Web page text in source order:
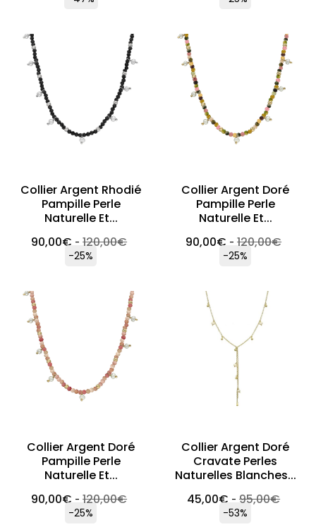
Collier Argent Rhodié
Pampille Perle
Naturelle Et...
90,00€ -120,00€
-25%
Collier Argent Doré
Pampille Perle
Naturelle Et...
90,00€ -120,00€
-25%
Collier Argent Doré
Pampille Perle
Naturelle Et...
90,00€ -120,00€
-25%
Collier Argent Doré
Cravate Perles
Naturelles Blanches...
45,00€ -95,00€
-53%